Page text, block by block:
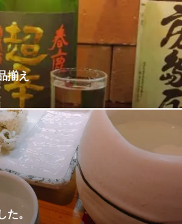
西中洲第2ビル1F
を変えたり、限定販売物やメニュー
酒がある時もございます。お料理に合
て、楽しい時間をお過ごしくださ
はご了承くださいませ。
神南駅 徒歩4分
ポラリス天神南1F
揃え
オーガニックワインや厳選の日本酒
でもご用意致しておりますのでお尋
ご用意できるものもありますので何な
た。